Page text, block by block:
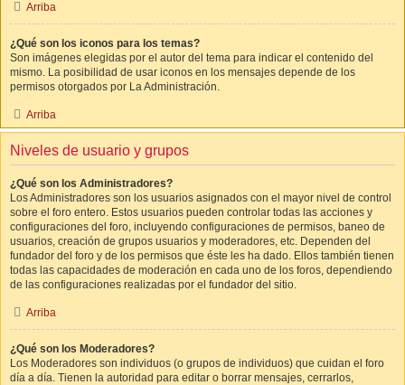
Arriba
¿Qué son los iconos para los temas?
Son imágenes elegidas por el autor del tema para indicar el contenido del
mismo. La posibilidad de usar iconos en los mensajes depende de los
permisos otorgados por La Administración.
Arriba
Niveles de usuario y grupos
¿Qué son los Administradores?
Los Administradores son los usuarios asignados con el mayor nivel de control
sobre el foro entero. Estos usuarios pueden controlar todas las acciones y
configuraciones del foro, incluyendo configuraciones de permisos, baneo de
usuarios, creación de grupos usuarios y moderadores, etc. Dependen del
fundador del foro y de los permisos que éste les ha dado. Ellos también tienen
todas las capacidades de moderación en cada uno de los foros, dependiendo
de las configuraciones realizadas por el fundador del sitio.
Arriba
¿Qué son los Moderadores?
Los Moderadores son individuos (o grupos de individuos) que cuidan el foro
día a día. Tienen la autoridad para editar o borrar mensajes, cerrarlos,